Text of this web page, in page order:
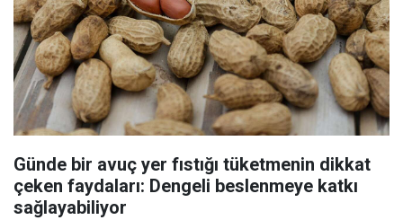
Günde bir avuç yer fıstığı tüketmenin dikkat
çeken faydaları: Dengeli beslenmeye katkı
sağlayabiliyor